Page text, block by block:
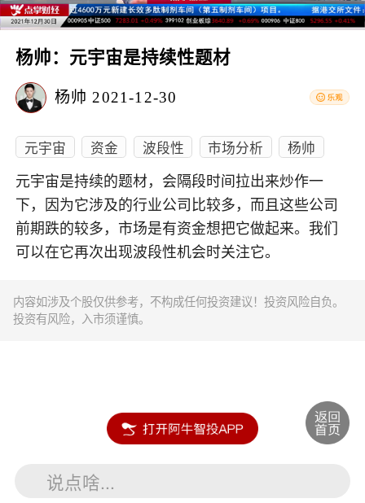
杨帅：元宇宙是持续性题材
杨帅 2021-12-30
元宇宙 资金 波段性 市场分析 杨帅
元宇宙是持续的题材，会隔段时间拉出来炒作一
下，因为它涉及的行业公司比较多，而且这些公司
前期跌的较多，市场是有资金想把它做起来。我们
可以在它再次出现波段性机会时关注它。
内容如涉及个股仅供参考，不构成任何投资建议！投资风险自负。
投资有风险，入市须谨慎。
说点啥...